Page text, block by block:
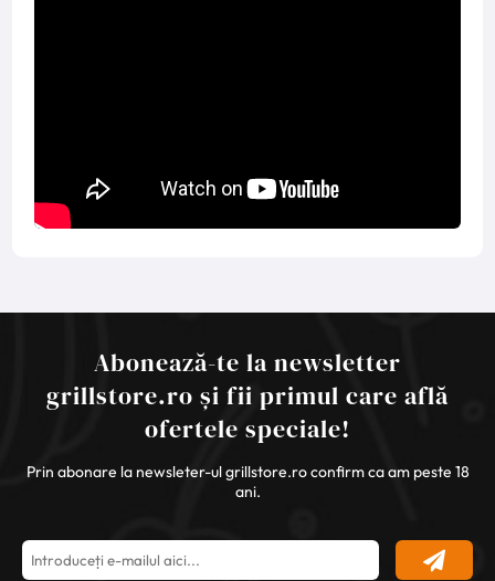
Abonează-te la newsletter
grillstore.ro și fii primul care află
ofertele speciale!
Prin abonare la newsleter-ul grillstore.ro confirm ca am peste 18
ani.